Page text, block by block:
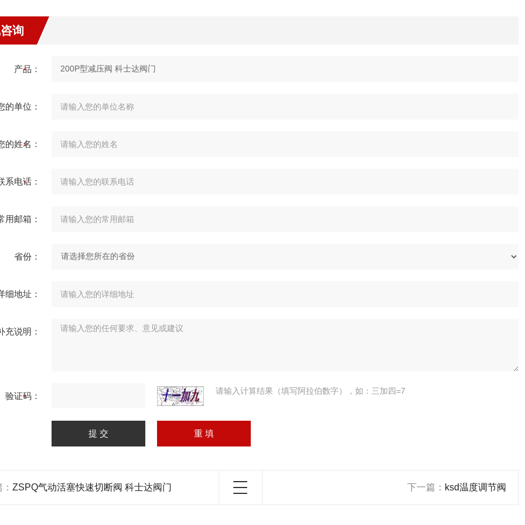
询
产品：
的单位：
的姓名：
系电话：
用邮箱：
省份：
细地址：
充说明：
验证码： 请输入计算结果（填写阿拉伯数字），如：三加四=7
ZSPQ气动活塞快速切断阀 科士达阀门 下一篇： ksd温度调节阀